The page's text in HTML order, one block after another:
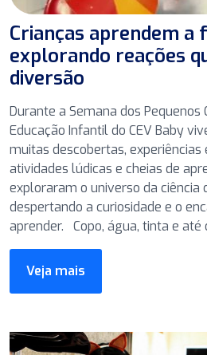
Crianças aprendem a
explorando reações
diversão
Durante a Semana dos Pequenos
Educação Infantil do CEV Baby
muitas descobertas, experiências
atividades lúdicas e cheias de
exploraram o universo da ciência
despertando a curiosidade e o
aprender. Copo, água, tinta e
Veja mais